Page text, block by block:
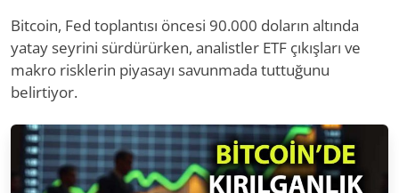
Bitcoin, Fed toplantısı öncesi 90.000 doların altında
yatay seyrini sürdürürken, analistler ETF çıkışları ve
makro risklerin piyasayı savunmada tuttuğunu
belirtiyor.